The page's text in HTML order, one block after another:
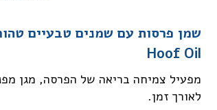
Hoof Oil
מפעיל צמיחה בריאה של הפרסה, מגן
לאורך זמן.